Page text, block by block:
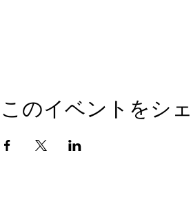
このイベントをシ